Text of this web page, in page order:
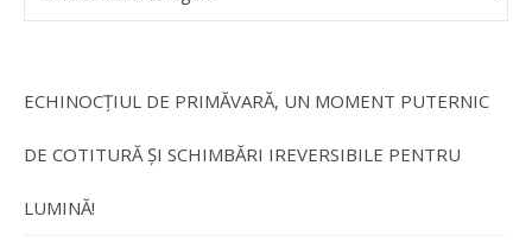
ECHINOCȚIUL DE PRIMĂVARĂ, UN MOMENT PUTERNIC
DE COTITURĂ ȘI SCHIMBĂRI IREVERSIBILE PENTRU
LUMINĂ!